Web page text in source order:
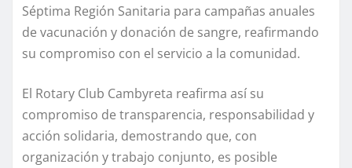
Séptima Región Sanitaria para campañas anuales
de vacunación y donación de sangre, reafirmando
su compromiso con el servicio a la comunidad.
El Rotary Club Cambyreta reafirma así su
compromiso de transparencia, responsabilidad y
acción solidaria, demostrando que, con
organización y trabajo conjunto, es posible